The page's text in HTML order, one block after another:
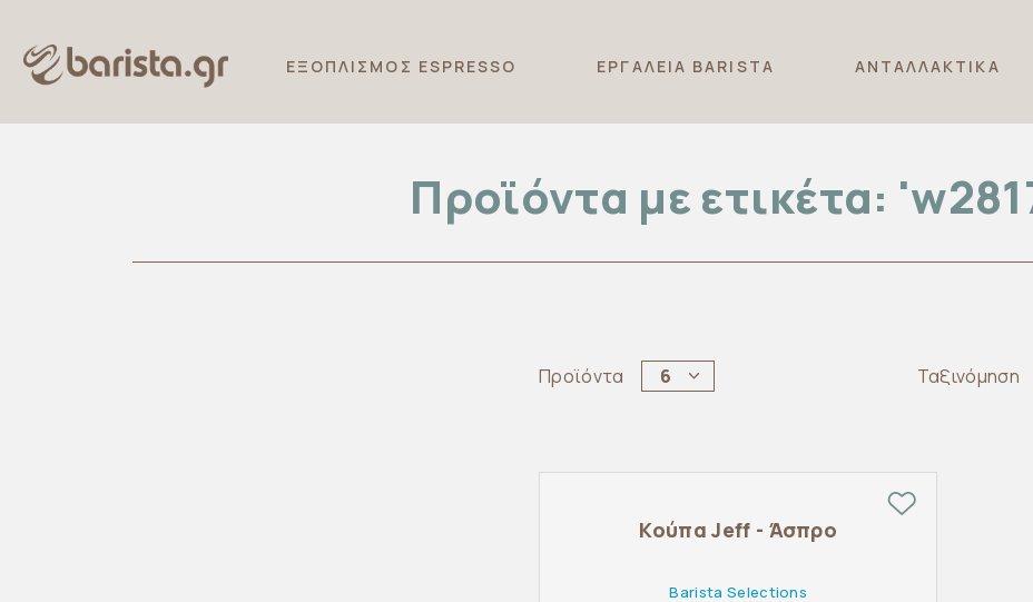
ΕΞΟΠΛΙΣΜΟΣ ESPRESSO ΕΡΓΑΛΕΙΑ BARISTA ΑΝΤΑΛΛΑΚΤΙΚΑ
Προϊόντα με ετικέτα:
Προϊόντα 6 Ταξινόμηση
Κούπα Jeff - Άσπρο
Barista Selections